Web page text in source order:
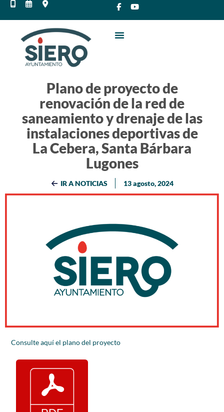
Plano de proyecto de
renovación de la red de
saneamiento y drenaje de las
instalaciones deportivas de
La Cebera, Santa Bárbara
Lugones
IR A NOTICIAS 13 agosto, 2024
Consulte aquí el plano del proyecto